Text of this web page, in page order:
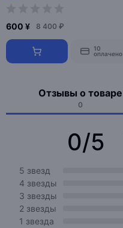
600 ¥ 8 400 ₽
10
оплачено
Отзывы о товаре
0
0/5
5 звезд
4 звезды
3 звезды
2 звезды
1 звезда